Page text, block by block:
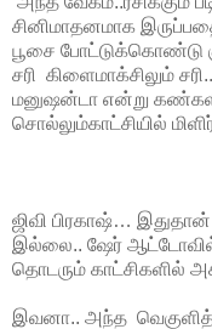
சினிமாதனமாக
பூசை போட்டுக்கொண்டு
சரி கிளைமாக்சிலும்
மனுஷன்டா என்று
சொல்லும்காட்சியில்
ஜிவி பிரகாஷ்…
இல்லை.. ஷேர்
தொடரும் காட்சிகளில்
இவனா.. அந்த